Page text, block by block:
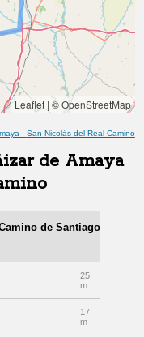
Leaflet| © OpenStreetMap
- San Nicolás del Real Camino
de Amaya
de Santiago
25
m
17
m